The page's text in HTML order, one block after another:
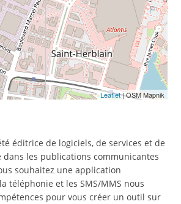
Leaflet| OSM Mapnik
éditrice de logiciels, de services et de
dans les publications communicantes
souhaitez une application
téléphonie et les SMS/MMS nous
pour vous créer un outil sur